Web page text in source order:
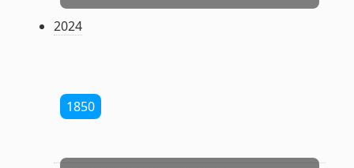
2024
1850